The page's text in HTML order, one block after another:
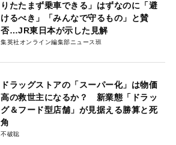
りたたまず乗車できる」はずなのに「避
けるべき」「みんなで守るもの」と賛
否…JR東日本が示した見解
集英社オンライン編集部ニュース班
ドラッグストアの「スーパー化」は物価
高の救世主になるか？ 新業態「ドラッ
グ＆フード型店舗」が見据える勝算と死
角
不破聡